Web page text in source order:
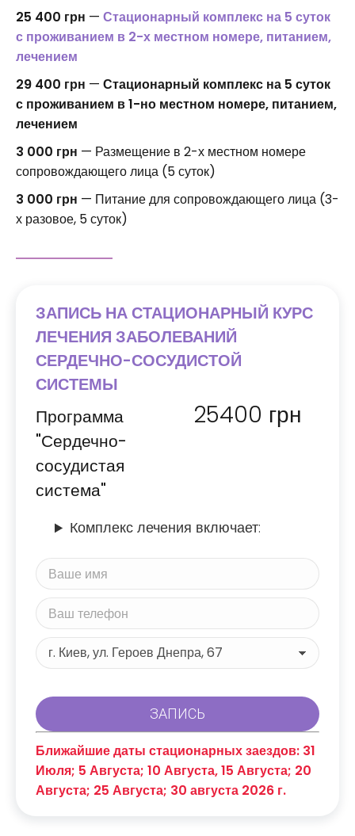
25 400 грн — Стационарный комплекс на 5 суток
с проживанием в 2-х местном номере, питанием,
лечением
29 400 грн — Стационарный комплекс на 5 суток
с проживанием в 1-но местном номере, питанием,
лечением
3 000 грн — Размещение в 2-х местном номере
сопровождающего лица (5 суток)
3 000 грн — Питание для сопровождающего лица (3-
х разовое, 5 суток)
ЗАПИСЬ НА СТАЦИОНАРНЫЙ КУРС
ЛЕЧЕНИЯ ЗАБОЛЕВАНИЙ
СЕРДЕЧНО-СОСУДИСТОЙ
СИСТЕМЫ
Программа
"Сердечно-
сосудистая
система"
25400 грн
Комплекс лечения включает:
Ближайшие даты стационарных заездов: 31
Июля; 5 Августа; 10 Августа, 15 Августа; 20
Августа; 25 Августа; 30 августа 2026 г.